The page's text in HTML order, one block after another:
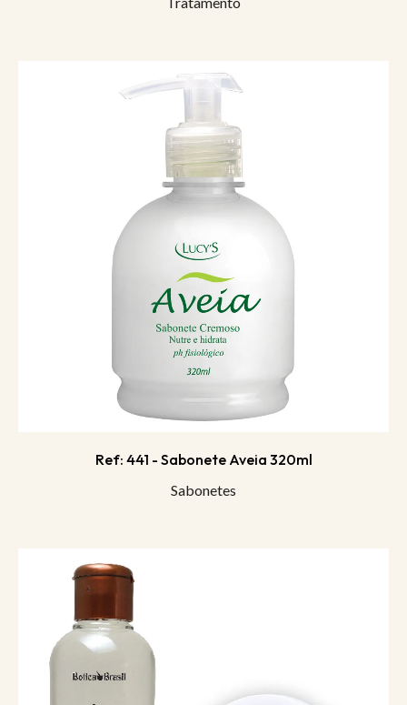
Ref: 441 - Sabonete Aveia 320ml
Sabonetes